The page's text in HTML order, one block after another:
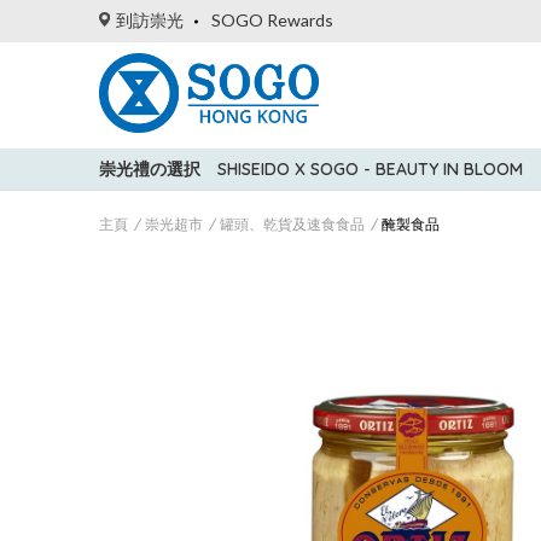
到訪崇光 SOGO Rewards
崇光禮の選択 SHISEIDO X SOGO - BEAUTY IN BLOOM
主頁 崇光超市 罐頭、乾貨及速食食品 醃製食品